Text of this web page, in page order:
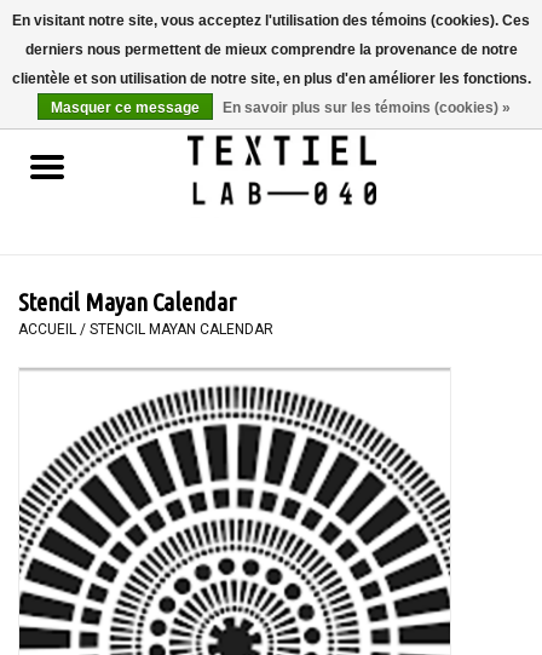
Accueil
LIVRES
PEINTURE
WORKSHOPS
SPECIALS
OUTILS
Stencil Mayan Calendar
ACCUEIL / STENCIL MAYAN CALENDAR
En visitant notre site, vous acceptez l'utilisation des témoins (cookies). Ces
derniers nous permettent de mieux comprendre la provenance de notre
clientèle et son utilisation de notre site, en plus d'en améliorer les fonctions.
Masquer ce message
En savoir plus sur les témoins (cookies) »